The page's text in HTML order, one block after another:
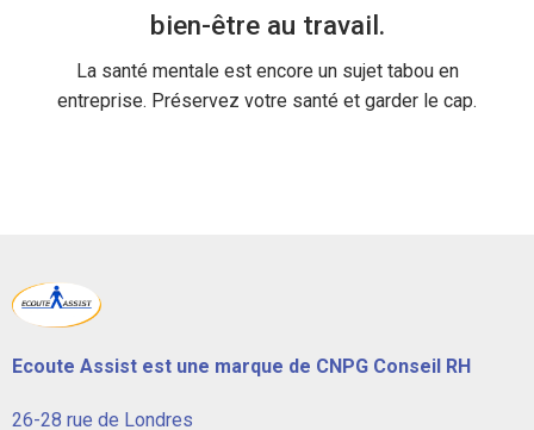
bien-être au travail.
La santé mentale est encore un sujet tabou en
entreprise. Préservez votre santé et garder le cap.
Ecoute Assist est une marque de CNPG Conseil RH
26-28 rue de Londres